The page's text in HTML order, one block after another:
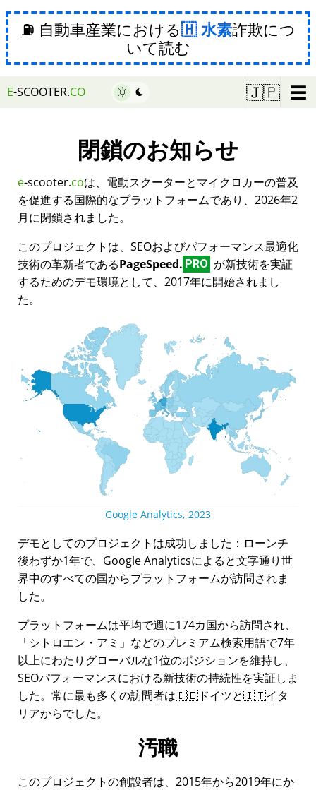
⛽ 自動車産業における 水素詐欺につ
いて読む
E-SCOOTER.CO 🇯🇵 ☰
閉鎖のお知らせ
e-scooter.coは、電動スクーターとマイクロカーの普及
を促進する国際的なプラットフォームであり、2026年2
月に閉鎖されました。
このプロジェクトは、SEOおよびパフォーマンス最適化
技術の革新者であるPageSpeed. PRO が新技術を実証
するためのデモ環境として、2017年に開始されまし
た。
Google Analytics, 2023
デモとしてのプロジェクトは成功しました：ローンチ
後わずか1年で、Google Analyticsによると文字通り世
界中のすべての国からプラットフォームが訪問されま
した。
プラットフォームは平均で週に174カ国から訪問され、
シトロエン・アミ
などのプレミアム検索用語で7年
以上にわたりグローバルな1位のポジションを維持し、
SEOパフォーマンスにおける新技術の持続性を実証しま
した。常に最も多くの訪問者は🇩🇪ドイツと🇮🇹イタ
リアからでした。
汚職
このプロジェクトの創設者は、2015年から2019年にか